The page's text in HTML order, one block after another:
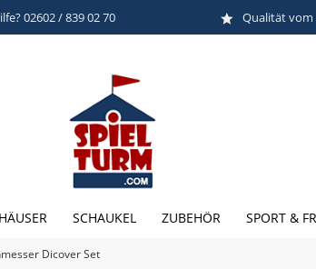
02602 / 839 02 70 Qualität vom
SCHAUKEL ZUBEHÖR SPORT &
Dicover Set